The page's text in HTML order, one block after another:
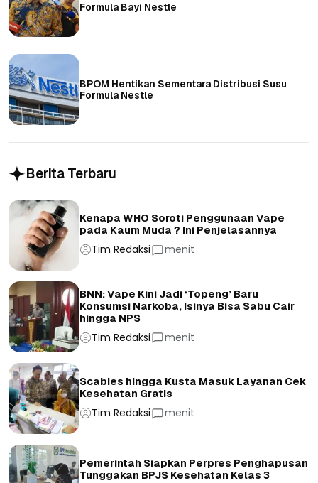
Formula Bayi Nestle
BPOM Hentikan Sementara Distribusi Susu
Formula Nestle
Berita Terbaru
Kenapa WHO Soroti Penggunaan Vape
pada Kaum Muda ? Ini Penjelasannya
Tim Redaksi menit
BNN: Vape Kini Jadi ‘Topeng’ Baru
Konsumsi Narkoba, Isinya Bisa Sabu Cair
hingga NPS
Tim Redaksi menit
Scabies hingga Kusta Masuk Layanan Cek
Kesehatan Gratis
Tim Redaksi menit
Pemerintah Siapkan Perpres Penghapusan
Tunggakan BPJS Kesehatan Kelas 3